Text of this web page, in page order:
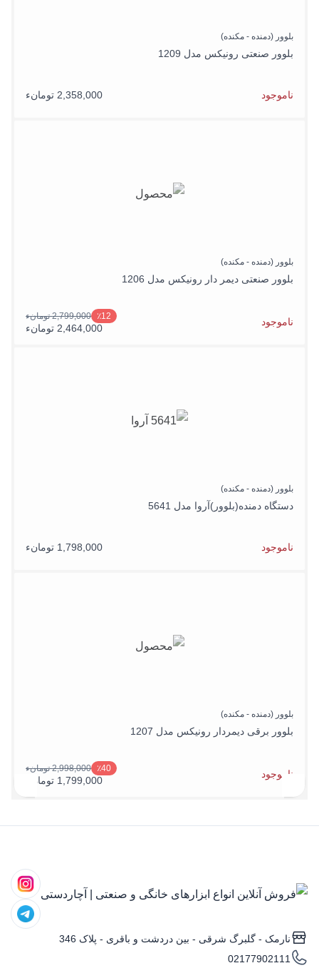
بلوور (دمنده - مکنده)
بلوور صنعتی رونیکس مدل 1209
ناموجود 2,358,000 تومانء
بلوور (دمنده - مکنده)
بلوور صنعتی دیمر دار رونیکس مدل 1206
ناموجود ٪12 2,799,000 تومانء
2,464,000 تومانء
بلوور (دمنده - مکنده)
دستگاه دمنده(بلوور)آروا مدل 5641
ناموجود 1,798,000 تومانء
بلوور (دمنده - مکنده)
بلوور برقی دیمردار رونیکس مدل 1207
ناموجود ٪40 2,998,000 تومانء
1,799,000 تومانء
نارمک - گلبرگ شرقی - بین دردشت و باقری - پلاک 346
02177902111